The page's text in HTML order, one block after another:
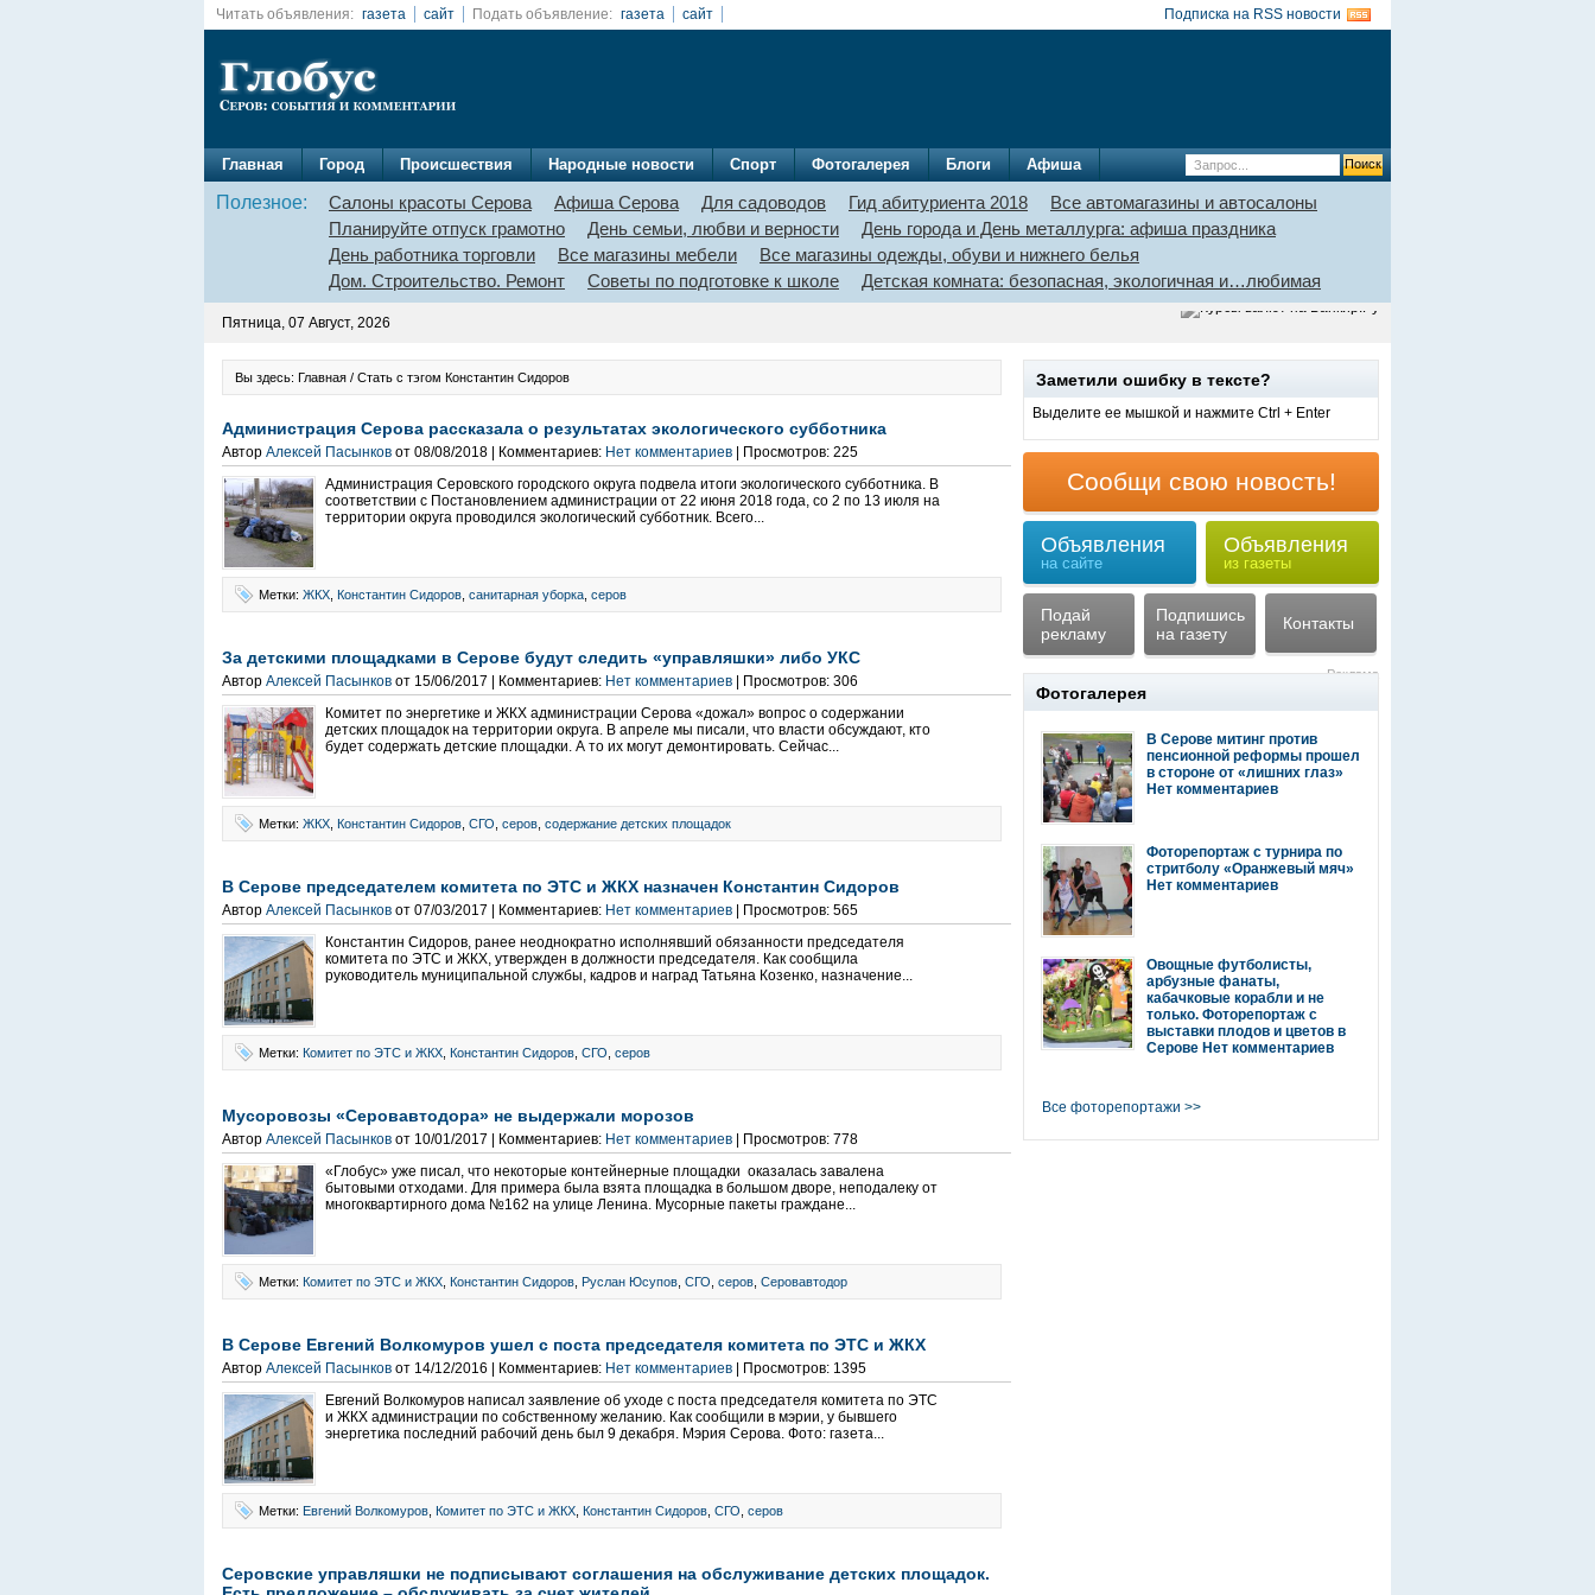
Читать объявления: газета сайт Подать объявление: газета сайт Подписка на RSS новости
Главная Город Происшествия Народные новости Спорт Фотогалерея Блоги Афиша
Полезное: Салоны красоты Серова Афиша Серова Для садоводов Гид абитуриента 2018
Все автомагазины и автосалоны
Планируйте отпуск грамотно
День семьи, любви и верности
День города и День металлурга: афиша праздника
День работника торговли
Все магазины мебели
Все магазины одежды, обуви и нижнего белья
Дом. Строительство. Ремонт
Советы по подготовке к школе Детская комната: безопасная, экологичная и…любимая
Пятница, 07 Август, 2026
Вы здесь: Главная / Стать с тэгом Константин Сидоров
Администрация Серова рассказала о результатах экологического субботника
Автор Алексей Пасынков от 08/08/2018 | Комментариев: Нет комментариев | Просмотров: 225
Администрация Серовского городского округа подвела итоги экологического субботника. В
соответствии с Постановлением администрации от 22 июня 2018 года, со 2 по 13 июля на
территории округа проводился экологический субботник. Всего...
Метки: ЖКХ Константин Сидоров санитарная уборка серов
За детскими площадками в Серове будут следить «управляшки» либо УКС
Автор Алексей Пасынков от 15/06/2017 | Комментариев: Нет комментариев | Просмотров: 306
Комитет по энергетике и ЖКХ администрации Серова «дожал» вопрос о содержании
детских площадок на территории округа. В апреле мы писали, что власти обсуждают, кто
будет содержать детские площадки. А то их могут демонтировать. Сейчас...
Метки: ЖКХ Константин Сидоров СГО серов содержание детских площадок
В Серове председателем комитета по ЭТС и ЖКХ назначен Константин Сидоров
Автор Алексей Пасынков от 07/03/2017 | Комментариев: Нет комментариев | Просмотров: 565
Константин Сидоров, ранее неоднократно исполнявший обязанности председателя
комитета по ЭТС и ЖКХ, утвержден в должности председателя. Как сообщила
руководитель муниципальной службы, кадров и наград Татьяна Козенко, назначение...
Метки: Комитет по ЭТС и ЖКХ Константин Сидоров СГО серов
Мусоровозы «Серовавтодора» не выдержали морозов
Автор Алексей Пасынков от 10/01/2017 | Комментариев: Нет комментариев | Просмотров: 778
«Глобус» уже писал, что некоторые контейнерные площадки оказалась завалена
бытовыми отходами. Для примера была взята площадка в большом дворе, неподалеку от
многоквартирного дома №162 на улице Ленина. Мусорные пакеты граждане...
Метки: Комитет по ЭТС и ЖКХ Константин Сидоров Руслан Юсупов СГО серов Серовавтодор
В Серове Евгений Волкомуров ушел с поста председателя комитета по ЭТС и ЖКХ
Автор Алексей Пасынков от 14/12/2016 | Комментариев: Нет комментариев | Просмотров: 1395
Евгений Волкомуров написал заявление об уходе с поста председателя комитета по ЭТС
и ЖКХ администрации по собственному желанию. Как сообщили в мэрии, у бывшего
энергетика последний рабочий день был 9 декабря. Мэрия Серова. Фото: газета...
Метки: Евгений Волкомуров Комитет по ЭТС и ЖКХ Константин Сидоров СГО серов
Серовские управляшки не подписывают соглашения на обслуживание детских площадок.
Заметили ошибку в тексте?
Выделите ее мышкой и нажмите Ctrl + Enter
Сообщи свою новость!
Объявления
на сайте
Объявления
из газеты
Подай
рекламу
Подпишись
на газету
Контакты
Реклама
Фотогалерея
В Серове митинг против
пенсионной реформы прошел
в стороне от «лишних глаз»
Нет комментариев
Фоторепортаж с турнира по
стритболу «Оранжевый мяч»
Нет комментариев
Овощные футболисты,
арбузные фанаты,
кабачковые корабли и не
только. Фоторепортаж с
выставки плодов и цветов в
Серове Нет комментариев
Все фоторепортажи >>